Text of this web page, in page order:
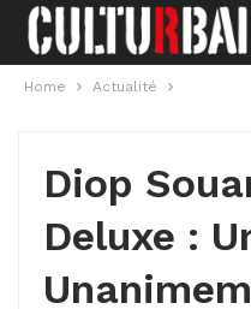
Home Actualité
Diop
Deluxe :